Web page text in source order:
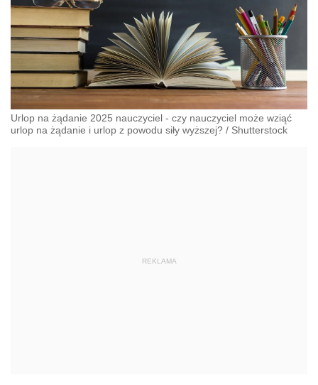
Urlop na żądanie 2025 nauczyciel - czy nauczyciel może wziąć
urlop na żądanie i urlop z powodu siły wyższej? / Shutterstock